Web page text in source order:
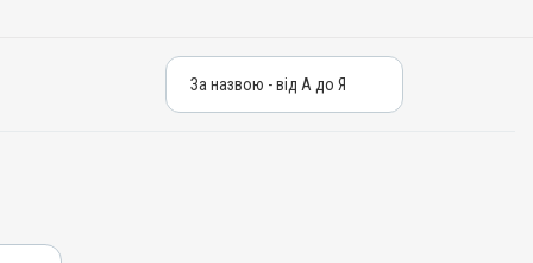
За назвою - від А до Я